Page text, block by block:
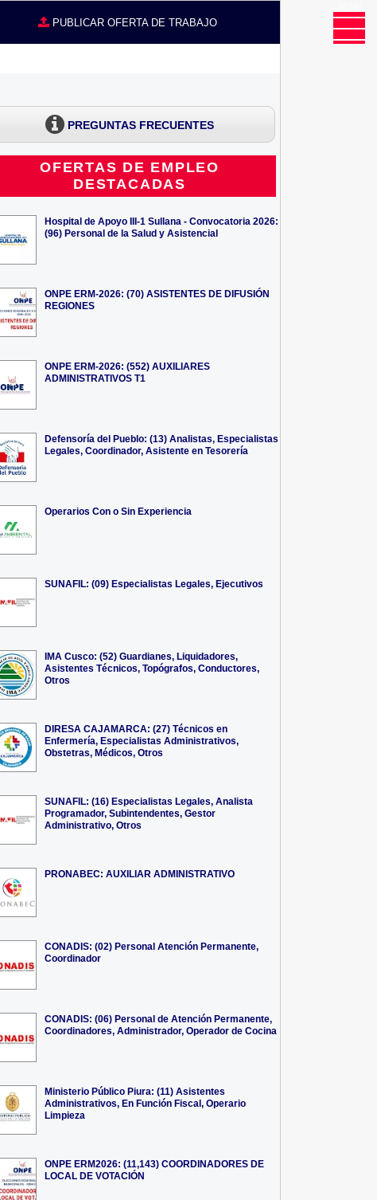
PUBLICAR OFERTA DE TRABAJO
PREGUNTAS FRECUENTES
OFERTAS DE EMPLEO
DESTACADAS
Hospital de Apoyo III-1 Sullana - Convocatoria 2026:
(96) Personal de la Salud y Asistencial
ONPE ERM-2026: (70) ASISTENTES DE DIFUSIÓN
REGIONES
ONPE ERM-2026: (552) AUXILIARES
ADMINISTRATIVOS T1
Defensoría del Pueblo: (13) Analistas, Especialistas
Legales, Coordinador, Asistente en Tesorería
Operarios Con o Sin Experiencia
SUNAFIL: (09) Especialistas Legales, Ejecutivos
IMA Cusco: (52) Guardianes, Liquidadores,
Asistentes Técnicos, Topógrafos, Conductores,
Otros
DIRESA CAJAMARCA: (27) Técnicos en
Enfermería, Especialistas Administrativos,
Obstetras, Médicos, Otros
SUNAFIL: (16) Especialistas Legales, Analista
Programador, Subintendentes, Gestor
Administrativo, Otros
PRONABEC: AUXILIAR ADMINISTRATIVO
CONADIS: (02) Personal Atención Permanente,
Coordinador
CONADIS: (06) Personal de Atención Permanente,
Coordinadores, Administrador, Operador de Cocina
Ministerio Público Piura: (11) Asistentes
Administrativos, En Función Fiscal, Operario
Limpieza
ONPE ERM2026: (11,143) COORDINADORES DE
LOCAL DE VOTACIÓN